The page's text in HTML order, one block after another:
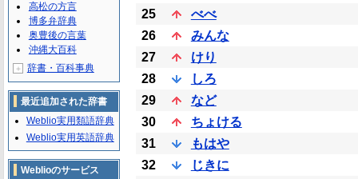
25
べべ
26
みんな
27
けり
28
しろ
29
など
30
ちょける
31
もはや
32
じきに
高松の方言
博多弁辞典
奥豊後の言葉
沖縄大百科
＋ 辞書・百科事典
最近追加された辞書
Weblio実用類語辞典
Weblio実用英語辞典
Weblioのサービス